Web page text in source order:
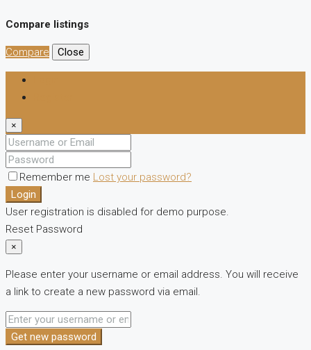
Compare listings
Compare Close
×
Remember me Lost your password?
Login
User registration is disabled for demo purpose.
Reset Password
×
Please enter your username or email address. You will receive
a link to create a new password via email.
Get new password